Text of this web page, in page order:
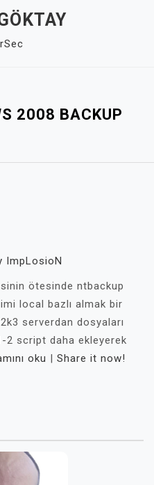
2008 BACKUP
ImpLosioN
ötesinde ntbackup
local bazlı almak bir
serverdan dosyaları
2 script daha ekleyerek
oku | Share it now!